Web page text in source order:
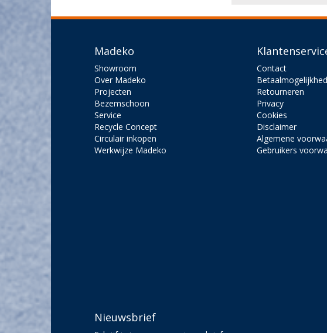
Madeko
Showroom
Over Madeko
Projecten
Bezemschoon
Service
Recycle Concept
Circulair inkopen
Werkwijze Madeko
Contact
Retourneren
Privacy
Cookies
Disclaimer
Algemene
Gebruikers
Nieuwsbrief